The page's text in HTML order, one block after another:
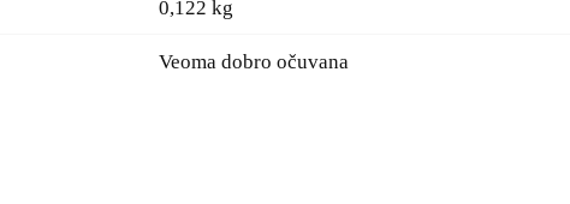
0,122 kg
Veoma dobro očuvana